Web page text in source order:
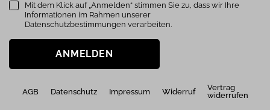
Mit dem Klick auf „Anmelden“ stimmen Sie zu, dass wir Ihre
Informationen im Rahmen unserer
Datenschutzbestimmungen verarbeiten.
ANMELDEN
AGB Datenschutz Impressum Widerruf
Vertrag
widerrufen